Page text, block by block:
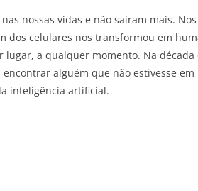
nossas vidas e não saíram mais.
dos celulares nos transformou em
a qualquer momento. Na década
alguém que não estivesse em
inteligência artificial.